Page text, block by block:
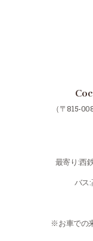
（〒815-
最寄り:西
バス
※お車での